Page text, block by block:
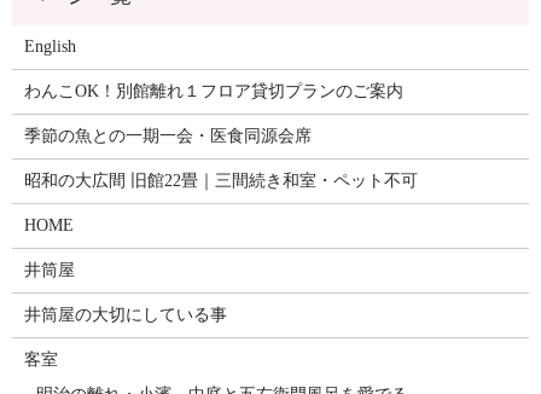
English
わんこOK！別館離れ１フロア貸切プランのご案内
季節の魚との一期一会・医食同源会席
昭和の大広間 旧館22畳｜三間続き和室・ペット不可
HOME
井筒屋
井筒屋の大切にしている事
客室